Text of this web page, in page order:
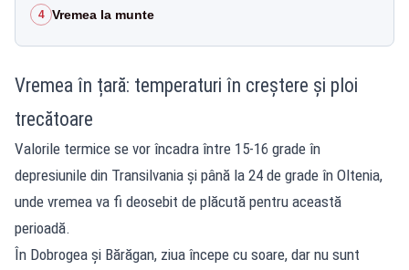
4 Vremea la munte
Vremea în țară: temperaturi în creștere și ploi
trecătoare
Valorile termice se vor încadra între 15-16 grade în
depresiunile din Transilvania și până la 24 de grade în Oltenia,
unde vremea va fi deosebit de plăcută pentru această
perioadă.
În Dobrogea și Bărăgan, ziua începe cu soare, dar nu sunt